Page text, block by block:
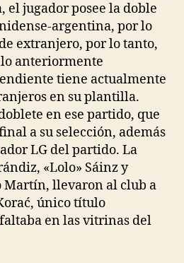
el jugador posee la doble
argentina, por lo
extranjero, por lo tanto,
anteriormente
tiene actualmente
en su plantilla.
en ese partido, que
a su selección, además
LG del partido. La
«Lolo» Sáinz y
Martín, llevaron al club a
único título
en las vitrinas del